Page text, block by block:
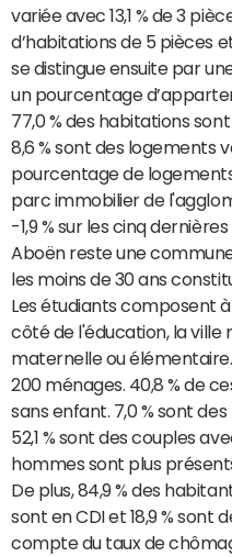
variée avec 13,1 % de 3
d’habitations de 5 pièces
se distingue ensuite par
un pourcentage
77,0 % des habitations
8,6 % sont des logements
pourcentage de
parc immobilier de
-1,9 % sur les cinq
Aboën reste une
les moins de 30 ans
Les étudiants composent
côté de l'éducation, la ville
maternelle ou
200 ménages. 40,8 % de
sans enfant. 7,0 % sont
52,1 % sont des couples
hommes sont plus
De plus, 84,9 % des
sont en CDI et 18,9 % sont
compte du taux de